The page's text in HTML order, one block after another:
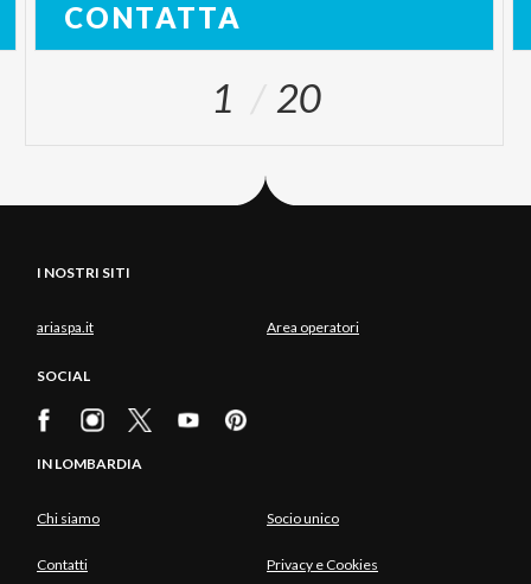
CONTATTA
1 20
I NOSTRI SITI
ariaspa.it Area operatori
SOCIAL
IN LOMBARDIA
Chi siamo Socio unico
Contatti Privacy e Cookies